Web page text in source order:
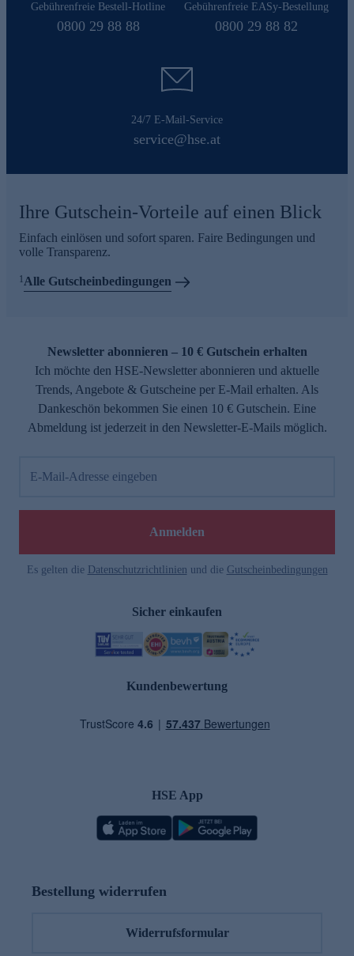
Gebührenfreie Bestell-Hotline
0800 29 88 88
Gebührenfreie EASy-Bestellung
0800 29 88 82
24/7 E-Mail-Service
service@hse.at
Ihre Gutschein-Vorteile auf einen Blick
Einfach einlösen und sofort sparen. Faire Bedingungen und
volle Transparenz.
1 Alle Gutscheinbedingungen
Newsletter abonnieren – 10 € Gutschein erhalten
Ich möchte den HSE-Newsletter abonnieren und aktuelle
Trends, Angebote & Gutscheine per E-Mail erhalten. Als
Dankeschön bekommen Sie einen 10 € Gutschein. Eine
Abmeldung ist jederzeit in den Newsletter-E-Mails möglich.
E-Mail-Adresse eingeben
Anmelden
Es gelten die Datenschutzrichtlinien und die Gutscheinbedingungen
Sicher einkaufen
Kundenbewertung
HSE App
Bestellung widerrufen
Widerrufsformular